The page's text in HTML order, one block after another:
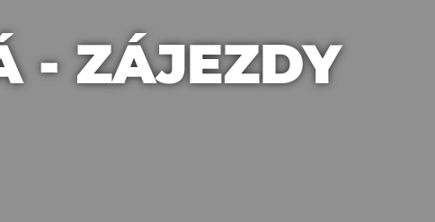
- ZÁJEZDY